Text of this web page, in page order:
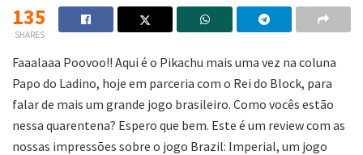
135
SHARES
Faaalaaa Poovoo!! Aqui é o Pikachu mais uma vez na coluna
Papo do Ladino, hoje em parceria com o Rei do Block, para
falar de mais um grande jogo brasileiro. Como vocês estão
nessa quarentena? Espero que bem. Este é um review com as
nossas impressões sobre o jogo Brazil: Imperial, um jogo